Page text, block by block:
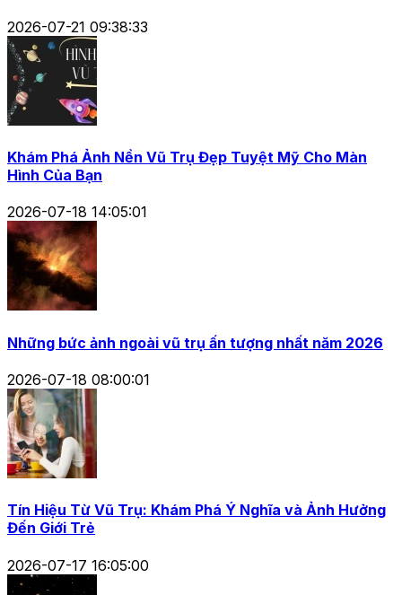
2026-07-21 09:38:33
Khám Phá Ảnh Nền Vũ Trụ Đẹp Tuyệt Mỹ Cho Màn
Hình Của Bạn
2026-07-18 14:05:01
Những bức ảnh ngoài vũ trụ ấn tượng nhất năm 2026
2026-07-18 08:00:01
Tín Hiệu Từ Vũ Trụ: Khám Phá Ý Nghĩa và Ảnh Hưởng
Đến Giới Trẻ
2026-07-17 16:05:00